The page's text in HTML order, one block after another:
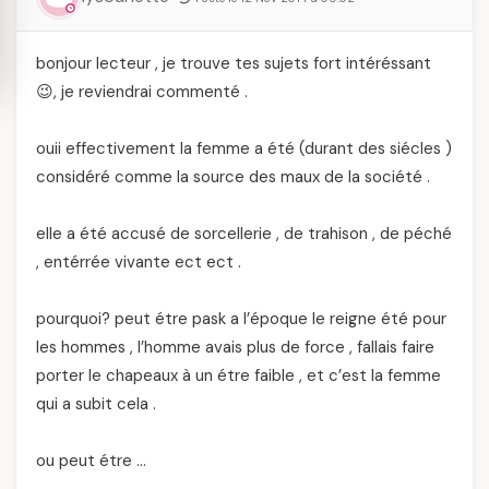
bonjour lecteur , je trouve tes sujets fort intéréssant
😉, je reviendrai commenté .
ouii effectivement la femme a été (durant des siécles )
considéré comme la source des maux de la société .
elle a été accusé de sorcellerie , de trahison , de péché
, entérrée vivante ect ect .
pourquoi? peut étre pask a l’époque le reigne été pour
les hommes , l’homme avais plus de force , fallais faire
porter le chapeaux à un étre faible , et c’est la femme
qui a subit cela .
ou peut étre …